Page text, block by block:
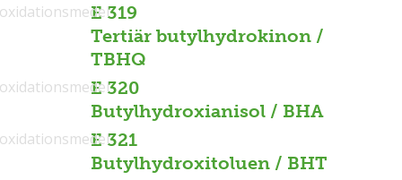
E 319
Tertiär butylhydrokinon /
TBHQ
E 320
Butylhydroxianisol / BHA
E 321
Butylhydroxitoluen / BHT